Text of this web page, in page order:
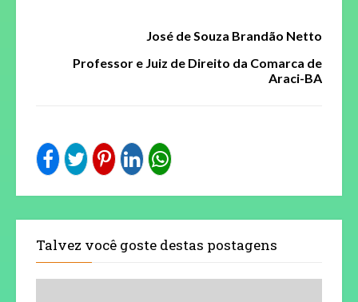
José de Souza Brandão Netto
Professor e Juiz de Direito da Comarca de
Araci-BA
Talvez você goste destas postagens